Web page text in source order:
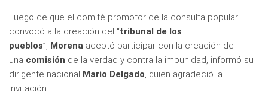
Luego de que el comité promotor de la consulta popular
convocó a la creación del “tribunal de los
pueblos”, Morena aceptó participar con la creación de
una comisión de la verdad y contra la impunidad, informó su
dirigente nacional Mario Delgado, quien agradeció la
invitación.